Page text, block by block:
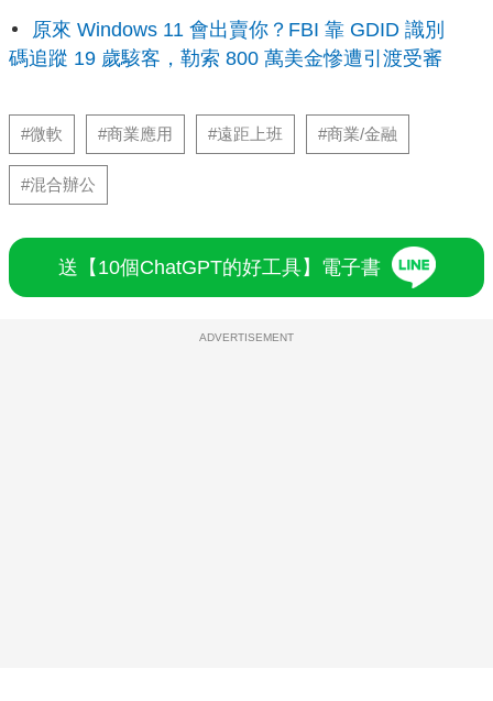
原來 Windows 11 會出賣你？FBI 靠 GDID 識別
碼追蹤 19 歲駭客，勒索 800 萬美金慘遭引渡受審
#微軟 #商業應用 #遠距上班 #商業/金融
#混合辦公
送【10個ChatGPT的好工具】電子書
ADVERTISEMENT